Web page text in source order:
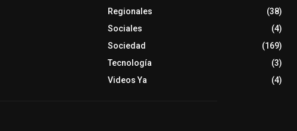
Regionales
(38)
Sociales
(4)
Sociedad
(169)
Tecnología
(3)
Videos Ya
(4)